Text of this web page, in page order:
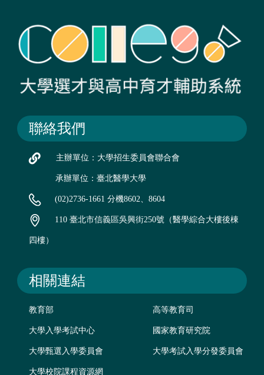
聯絡我們
主辦單位：大學招生委員會聯合會
承辦單位：臺北醫學大學
(02)2736-1661 分機8602、8604
110 臺北市信義區吳興街250號（醫學綜合大樓後棟
四樓）
相關連結
教育部 高等教育司
大學入學考試中心 國家教育研究院
大學甄選入學委員會 大學考試入學分發委員會
大學校院課程資源網